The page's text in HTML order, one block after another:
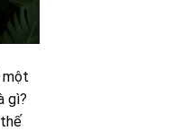
một
gì?